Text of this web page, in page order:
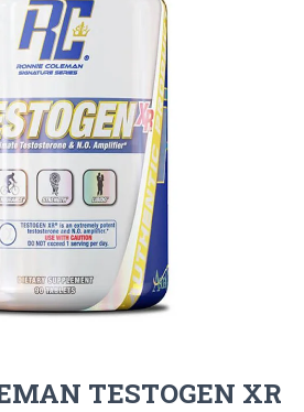
TESTOGEN XR